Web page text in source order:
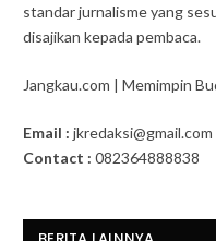
standar jurnalisme yang
disajikan kepada pembaca.
Jangkau.com | Memimpin
Email : jkredaksi@gmail.com
Contact : 082364888838